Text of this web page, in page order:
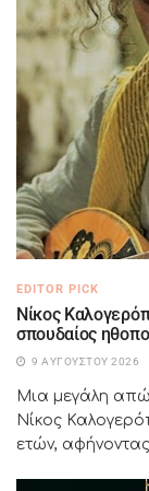
EDITOR PICK
Νίκος
σπουδαίος
9 ΑΥΓΟΎΣΤΟΥ 2026
Μια μεγάλη
Νίκος
ετών,